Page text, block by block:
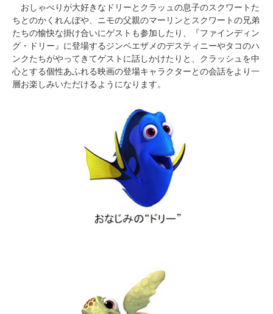
おしゃべりが大好きなドリーとクラッュの息子のスクワートた
ちとのかくれんぼや、ニモの父親のマーリンとスクワートの兄弟
たちの愉快な掛け合いにゲストも参加したり、『ファインディン
グ・ドリー』に登場するジンベエザメのデスティニーやタコのハ
ンクたちがやってきてゲストに話しかけたりと、クラッシュを中
心とする個性あふれる映画の登場キャラクターとの会話をより一
層お楽しみいただけるようになります。